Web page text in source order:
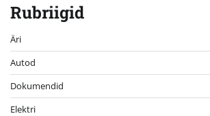
Rubriigid
Äri
Autod
Dokumendid
Elektri